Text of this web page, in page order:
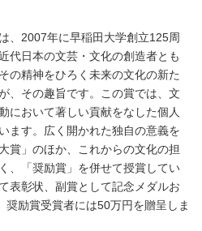
、2007年に早稲田大学創立125周
代日本の文芸・文化の創造者とも
の精神をひろく未来の文化の新た
、その趣旨です。この賞では、文
において著しい貢献をなした個人
ます。広く開かれた独自の意義を
賞」のほか、これからの文化の担
、「奨励賞」を併せて授賞してい
表彰状、副賞として記念メダルお
奨励賞受賞者には50万円を贈呈しま